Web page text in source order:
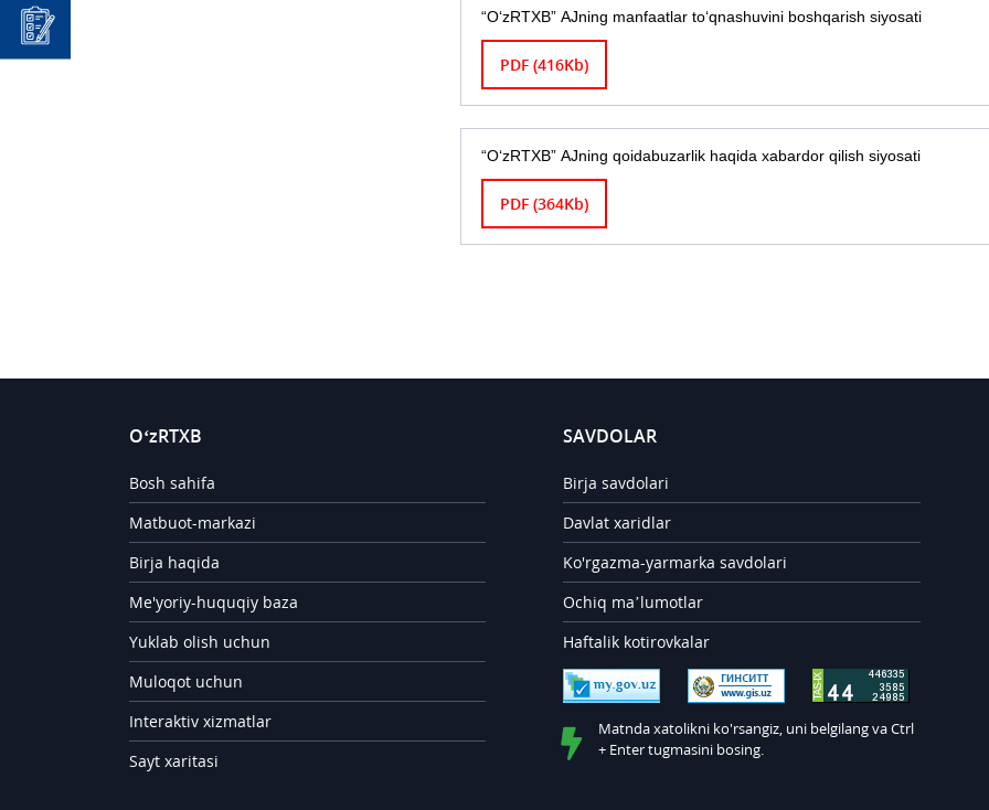
“O‘zRTXB” AJning manfaatlar to‘qnashuvini boshqarish siyosati
PDF (416Kb)
“O‘zRTXB” AJning qoidabuzarlik haqida xabardor qilish siyosati
PDF (364Kb)
O‘zRTXB
Bosh sahifa
Matbuot-markazi
Birja haqida
Me'yoriy-huquqiy baza
Yuklab olish uchun
Muloqot uchun
Interaktiv xizmatlar
Sayt xaritasi
SAVDOLAR
Birja savdolari
Davlat xaridlar
Ko'rgazma-yarmarka savdolari
Ochiq ma’lumotlar
Haftalik kotirovkalar
Matnda xatolikni ko'rsangiz, uni belgilang va Ctrl
+ Enter tugmasini bosing.